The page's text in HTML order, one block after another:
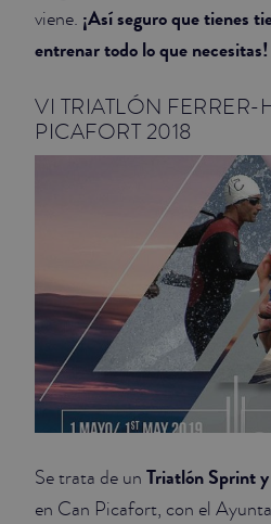
viene. ¡Así seguro que tienes
entrenar todo lo que necesitas!
VI TRIATLÓN FERRER-
PICAFORT 2018
Se trata de un Triatlón Sprint
en Can Picafort, con el
SUPERIOR
JUNIOR SUITES